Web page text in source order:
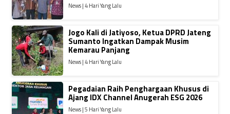
News | 4 Hari Yang Lalu
Jogo Kali di Jatiyoso, Ketua DPRD Jateng
Sumanto Ingatkan Dampak Musim
Kemarau Panjang
News | 4 Hari Yang Lalu
Pegadaian Raih Penghargaan Khusus di
Ajang IDX Channel Anugerah ESG 2026
News | 5 Hari Yang Lalu